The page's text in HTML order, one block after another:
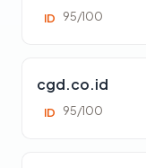
ID 95/100
cgd.co.id
ID 95/100